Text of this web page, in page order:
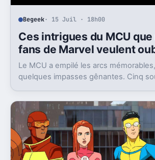
Begeek· 15 Juil · 18h00
Ces intrigues du MCU
fans de Marvel veulent
Le MCU a empilé les arcs
quelques impasses gênantes. Cinq